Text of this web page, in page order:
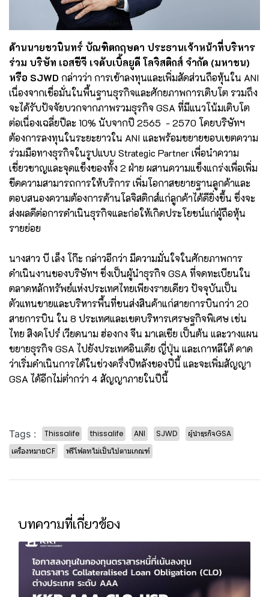
ด้านนายชวนินทร์ บัณฑิตกฤษดา ประธานเจ้าหน้าที่บริหาร
ร่วม บริษัท เอสซีจี เจดับเบิ้ลยูดี โลจิสติกส์ จำกัด (มหาชน)
หรือ SJWD กล่าวว่า การเข้าลงทุนและเพิ่มสัดส่วนถือหุ้นใน ANI
เนื่องจากเชื่อมั่นในพื้นฐานธุรกิจและศักยภาพการเติบโต รวมถึง
จะได้รับปัจจัยบวกจากภาพรวมธุรกิจ GSA ที่มีแนวโน้มเติบโต
ต่อเนื่องเฉลี่ยปีละ 10% นับจากปี 2565 - 2570 โดยบริษัทฯ
ต้องการลงทุนในระยะยาวใน ANI และพร้อมขยายขอบเขตความ
ร่วมมือทางธุรกิจในรูปแบบ Strategic Partner เพื่อนำความ
เชี่ยวชาญและจุดแข็งของทั้ง 2 ฝ่าย ผสานความแข็งแกร่งเพื่อเพิ่ม
ขีดความสามารถการให้บริการ เพิ่มโอกาสขยายฐานลูกค้าและ
ตอบสนองความต้องการด้านโลจิสติกส์แก่ลูกค้าได้ดียิ่งขึ้น ซึ่งจะ
ส่งผลดีต่อการดำเนินธุรกิจและก่อให้เกิดประโยชน์แก่ผู้ถือหุ้น
รายย่อย
นางสาว บี เล็ง โก๊ะ กล่าวอีกว่า มีความมั่นใจในศักยภาพการ
ดำเนินงานของบริษัทฯ ซึ่งเป็นผู้นำธุรกิจ GSA ที่จดทะเบียนใน
ตลาดหลักทรัพย์แห่งประเทศไทยเพียงรายเดียว ปัจจุบันเป็น
ตัวแทนขายและบริหารพื้นที่ขนส่งสินค้าแก่สายการบินกว่า 20
สายการบิน ใน 8 ประเทศและเขตบริหารเศรษฐกิจพิเศษ เช่น
ไทย สิงคโปร์ เวียดนาม ฮ่องกง จีน มาเลเซีย เป็นต้น และวางแผน
ขยายธุรกิจ GSA ไปยังประเทศอินเดีย ญี่ปุ่น และเกาหลีใต้ คาด
ว่าเริ่มดำเนินการได้ในช่วงครึ่งปีหลังของปีนี้ และจะเพิ่มสัญญา
GSA ได้อีกไม่ต่ำกว่า 4 สัญญาภายในปีนี้
Tags : Thissalife thissalife ANI SJWD
ผู้นำธุรกิจGSA
เครื่องหมายCF
ฟรีโฟลทไม่เป็นไปตามเกณฑ์
บทความที่เกี่ยวข้อง